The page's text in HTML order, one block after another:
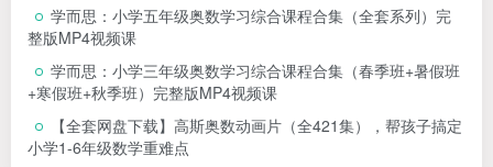
学而思：小学五年级奥数学习综合课程合集（全套系列）完
整版MP4视频课
学而思：小学三年级奥数学习综合课程合集（春季班+暑假班
+寒假班+秋季班）完整版MP4视频课
【全套网盘下载】高斯奥数动画片（全421集），帮孩子搞定
小学1-6年级数学重难点